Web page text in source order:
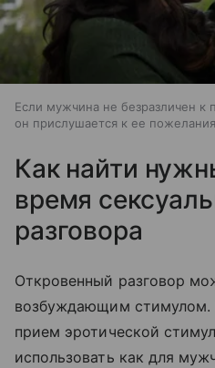
Если мужчина не безразличен
он прислушается к ее
Как найти
время
разговора
Откровенный разговор
возбуждающим стимулом.
прием эротической
использовать как для